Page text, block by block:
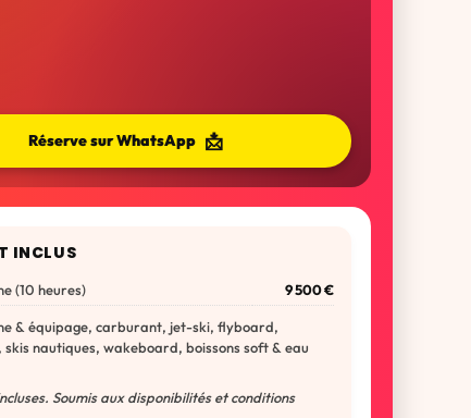
Réserve sur WhatsApp 📩
INCLUS
(10 heures) 9 500 €
& équipage, carburant, jet-ski, flyboard,
nautiques, wakeboard, boissons soft & eau
Soumis aux disponibilités et conditions